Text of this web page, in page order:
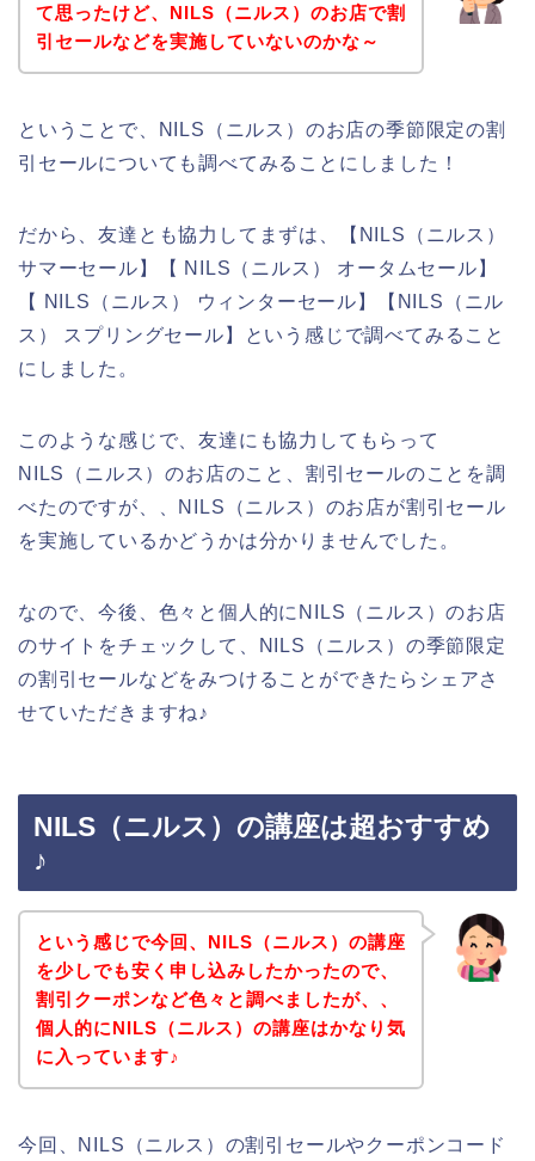
て思ったけど、NILS（ニルス）のお店で割
引セールなどを実施していないのかな～
ということで、NILS（ニルス）のお店の季節限定の割
引セールについても調べてみることにしました！
だから、友達とも協力してまずは、【NILS（ニルス）
サマーセール】【 NILS（ニルス） オータムセール】
【 NILS（ニルス） ウィンターセール】【NILS（ニル
ス） スプリングセール】という感じで調べてみること
にしました。
このような感じで、友達にも協力してもらって
NILS（ニルス）のお店のこと、割引セールのことを調
べたのですが、、NILS（ニルス）のお店が割引セール
を実施しているかどうかは分かりませんでした。
なので、今後、色々と個人的にNILS（ニルス）のお店
のサイトをチェックして、NILS（ニルス）の季節限定
の割引セールなどをみつけることができたらシェアさ
せていただきますね♪
NILS（ニルス）の講座は超おすすめ
♪
という感じで今回、NILS（ニルス）の講座
を少しでも安く申し込みしたかったので、
割引クーポンなど色々と調べましたが、、
個人的にNILS（ニルス）の講座はかなり気
に入っています♪
今回、NILS（ニルス）の割引セールやクーポンコード